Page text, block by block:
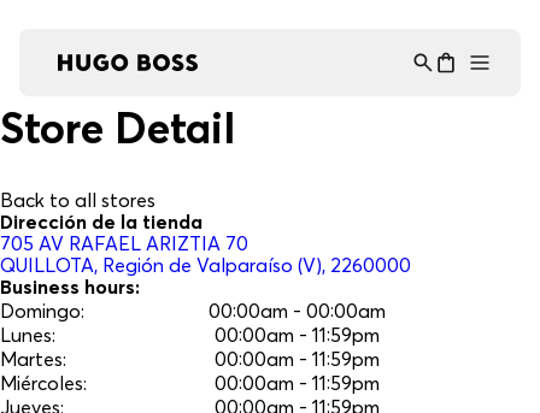
Store Detail
Back to all stores
Dirección de la tienda
705 AV RAFAEL ARIZTIA 70
QUILLOTA, Región de Valparaíso (V), 2260000
Business hours:
Domingo:
00:00am - 00:00am
Lunes:
00:00am - 11:59pm
Martes:
00:00am - 11:59pm
Miércoles:
00:00am - 11:59pm
Jueves:
00:00am - 11:59pm
Asistente Virtual
en línea ⋮